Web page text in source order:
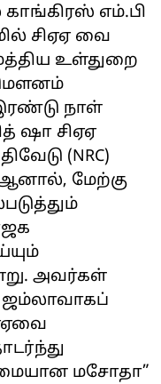
எம்.பி
சிஏஏ வை
உள்துறை
மௌனம்
நாள்
ஷா சிஏஏ
(NRC)
ஆனால், மேற்கு
அவர்கள்
ஜம்லாவாகப்
மசோதா”